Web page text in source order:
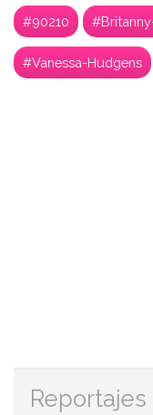
#90210
#Vanessa-Hudgens
Reportajes